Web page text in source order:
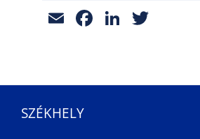
EmailFacebook
LinkedIn
SZÉKHELY